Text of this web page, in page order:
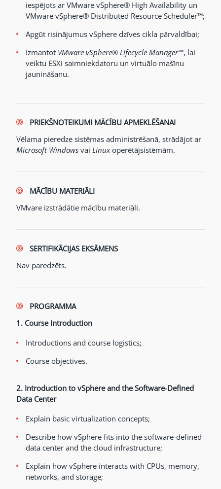
iespējots ar VMware vSphere® High Availability un
VMware vSphere® Distributed Resource Scheduler™;
Apgūt risinājumus vSphere dzīves cikla pārvaldībai;
Izmantot VMware vSphere® Lifecycle Manager™, lai
veiktu ESXi saimniekdatoru un virtuālo mašīnu
jaunināšanu.
PRIEKŠNOTEIKUMI MĀCĪBU APMEKLĒŠANAI
Vēlama pieredze sistēmas administrēšanā, strādājot ar
Microsoft Windows vai Linuxoperētājsistēmām.
MĀCĪBU MATERIĀLI
VMvare izstrādātie mācību materiāli.
SERTIFIKĀCIJAS EKSĀMENS
Nav paredzēts.
PROGRAMMA
1. Course Introduction
Introductions and course logistics;
Course objectives.
2. Introduction to vSphere and the Software-Defined
Data Center
Explain basic virtualization concepts;
Describe how vSphere fits into the software-defined
data center and the cloud infrastructure;
Explain how vSphere interacts with CPUs, memory,
networks, and storage;